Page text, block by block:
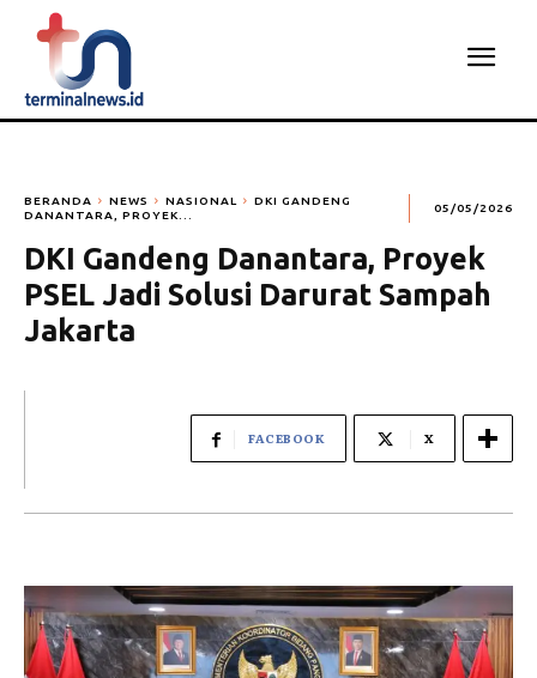
BERANDA NEWS NASIONAL
DKI GANDENG
DANANTARA, PROYEK...
05/05/2026
DKI Gandeng Danantara, Proyek
PSEL Jadi Solusi Darurat Sampah
Jakarta
FACEBOOK X